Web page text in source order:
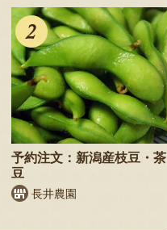
予約注文：新潟産枝豆・茶
豆
長井農園